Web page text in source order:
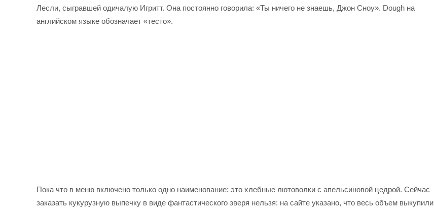
Лесли, сыгравшей одичалую Игритт. Она постоянно говорила: «Ты ничего не знаешь, Джон Сноу». Dough на
английском языке обозначает «тесто».
Пока что в меню включено только одно наименование: это хлебные лютоволки с апельсиновой цедрой. Сейчас
заказать кукурузную выпечку в виде фантастического зверя нельзя: на сайте указано, что весь объем выкупили